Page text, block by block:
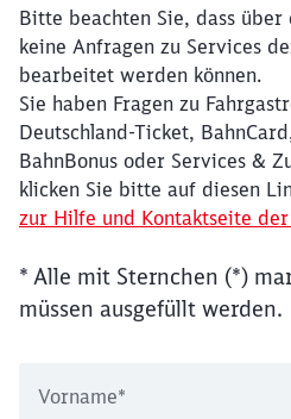
Bitte beachten Sie, dass
keine Anfragen zu Services
bearbeitet werden können.
Sie haben Fragen zu
Deutschland-Ticket,
BahnBonus oder Services &
klicken Sie bitte auf diesen
zur Hilfe und Kontaktseite
* Alle mit Sternchen (*)
müssen ausgefüllt werden.
Vorname*
Möchten Sie zu
Abbrechen